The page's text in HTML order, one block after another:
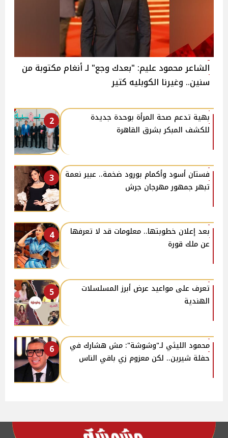
الشاعر محمود عليم: "بعدك وجع" لـ أنغام مكتوبة من
سنين.. وغيرنا الكوبليه كتير
2
بهية تدعم صحة المرأة بوحدة جديدة
للكشف المبكر بشرق القاهرة
3
فستان أسود وأكمام بورود ضخمة.. عبير نعمة
تبهر جمهور مهرجان جرش
4
بعد إعلان خطوبتها.. معلومات قد لا تعرفها
عن ملك قورة
5
تعرف على مواعيد عرض أبرز المسلسلات
الهندية
6
محمود الليثي لـ"وشوشة": مش هشارك في
حفلة شيرين.. لكن معزوم زي باقي الناس